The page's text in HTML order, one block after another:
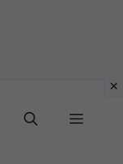
Menu